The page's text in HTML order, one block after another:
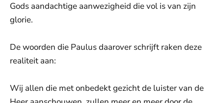
Gods aandachtige aanwezigheid die vol is van zijn
glorie.
De woorden die Paulus daarover schrijft raken deze
realiteit aan:
Wij allen die met onbedekt gezicht de luister van de